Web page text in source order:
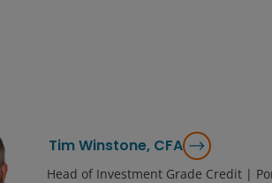
Tim Winstone, CFA
Head of Investment Grade Credit |